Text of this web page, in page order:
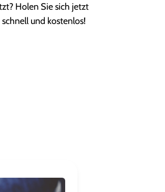
Holen Sie sich jetzt
und kostenlos!